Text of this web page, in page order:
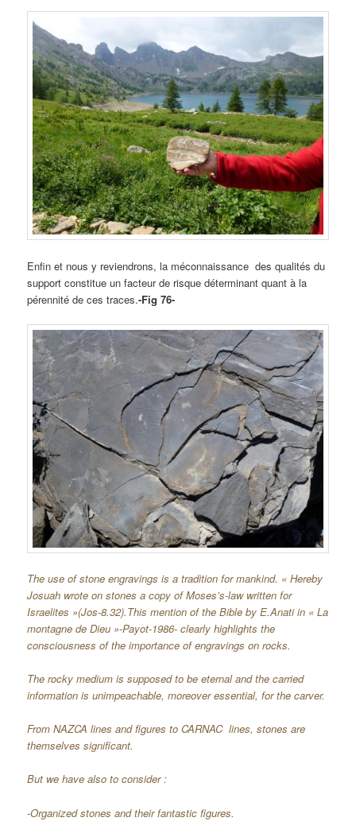
Enfin et nous y reviendrons, la méconnaissance des qualités du
support constitue un facteur de risque déterminant quant à la
pérennité de ces traces.-Fig 76-
The use of stone engravings is a tradition for mankind. « Hereby
Josuah wrote on stones a copy of Moses’s-law written for
Israelites »(Jos-8.32).This mention of the Bible by E.Anati in « La
montagne de Dieu »-Payot-1986- clearly highlights the
consciousness of the importance of engravings on rocks.
The rocky medium is supposed to be eternal and the carried
information is unimpeachable, moreover essential, for the carver.
From NAZCA lines and figures to CARNAC lines, stones are
themselves significant.
But we have also to consider :
-Organized stones and their fantastic figures.